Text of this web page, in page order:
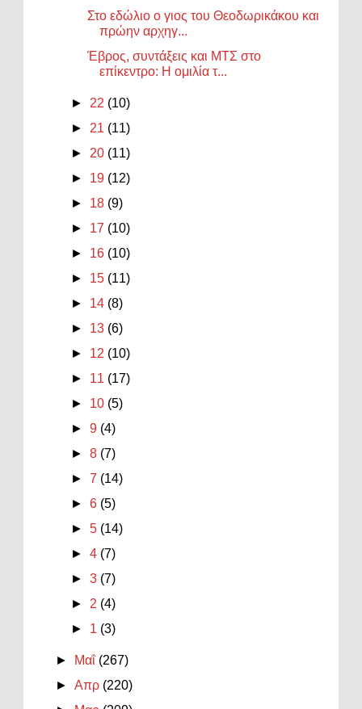
Στο εδώλιο ο γιος του Θεοδωρικάκου και
πρώην αρχηγ...
Έβρος, συντάξεις και ΜΤΣ στο
επίκεντρο: Η ομιλία τ...
► 22 (10)
► 21 (11)
► 20 (11)
► 19 (12)
► 18 (9)
► 17 (10)
► 16 (10)
► 15 (11)
► 14 (8)
► 13 (6)
► 12 (10)
► 11 (17)
► 10 (5)
►9 (4)
►8 (7)
►7 (14)
►6 (5)
►5 (14)
►4 (7)
►3 (7)
► 2 (4)
► 1 (3)
► Μαΐ (267)
►Απρ (220)